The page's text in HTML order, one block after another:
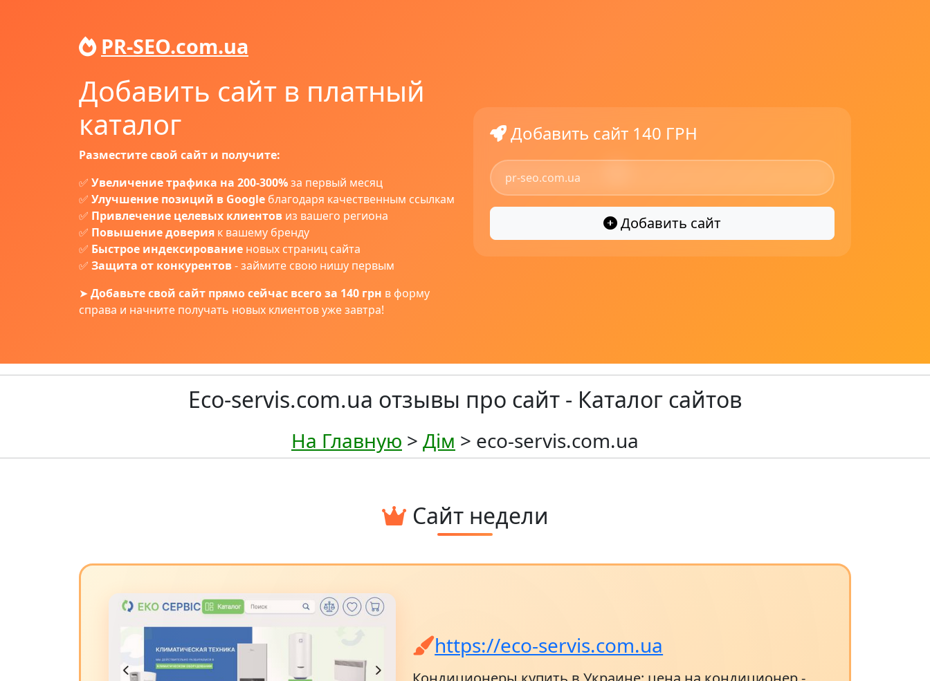
PR-SEO.com.ua
Добавить сайт в платный
каталог
Разместите свой сайт и получите:
✅ Увеличение трафика на 200-300%за первый месяц
✅ Улучшение позиций в Google благодаря качественным ссылкам
✅ Привлечение целевых клиентов из вашего региона
✅ Повышение доверия к вашему бренду
✅ Быстрое индексирование новых страниц сайта
✅ Защита от конкурентов- займите свою нишу первым
➤ Добавьте свой сайт прямо сейчас всего за 140 грн в форму
справа и начните получать новых клиентов уже завтра!
Добавить сайт 140 ГРН
Добавить сайт
Eco-servis.com.ua отзывы про сайт - Каталог сайтов
На Главную > Дім > eco-servis.com.ua
Сайт недели
https://eco-servis.com.ua